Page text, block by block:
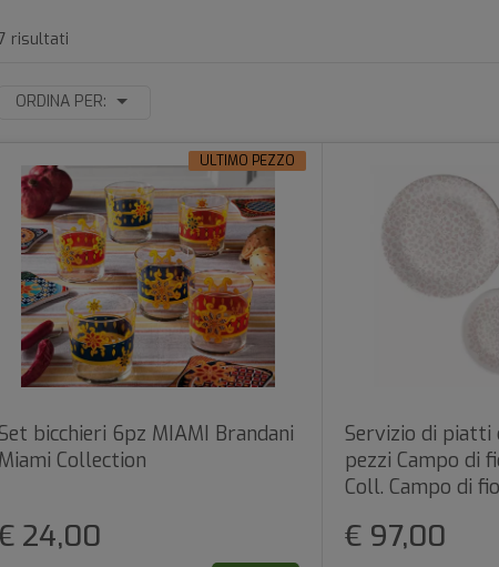
risultati
ORDINA PER:
ULTIMO PEZZO
bicchieri 6pz MIAMI Brandani
Miami Collection
24,00
Servizio di piatti
pezzi Campo di
Coll. Campo di
€ 97,00